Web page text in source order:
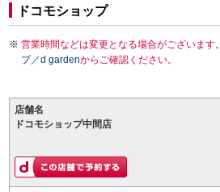
ドコモショップ
営業時間などは変更となる場合がございます
プ／d gardenからご確認ください。
店舗名
ドコモショップ中間店